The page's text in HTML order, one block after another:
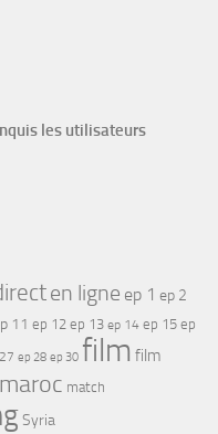
les utilisateurs
en ligne ep 1 ep 2
11 ep 12 ep 13 ep 14 ep 15 ep
ep 28 ep 30 film film
maroc match
Syria